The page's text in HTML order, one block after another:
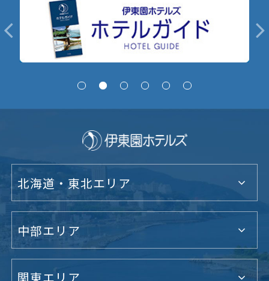
北海道・東北エリア
中部エリア
関東エリア